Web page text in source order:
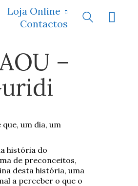
Loja Online
Contactos
–
um dia, um
história do
de preconceitos,
desta história, uma
a perceber o que o